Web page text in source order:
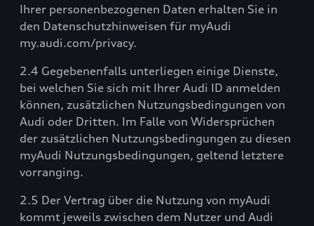
Ihrer personenbezogenen Daten erhalten Sie in
den Datenschutzhinweisen für myAudi
my.audi.com/privacy.
2.4 Gegebenenfalls unterliegen einige Dienste,
bei welchen Sie sich mit Ihrer Audi ID anmelden
können, zusätzlichen Nutzungsbedingungen von
Audi oder Dritten. Im Falle von Widersprüchen
der zusätzlichen Nutzungsbedingungen zu diesen
myAudi Nutzungsbedingungen, geltend letztere
vorranging.
2.5 Der Vertrag über die Nutzung von myAudi
kommt jeweils zwischen dem Nutzer und Audi